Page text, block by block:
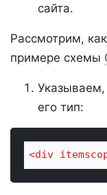
сайта.
Рассмотрим,
примере схемы
Указываем,
его тип:
<div